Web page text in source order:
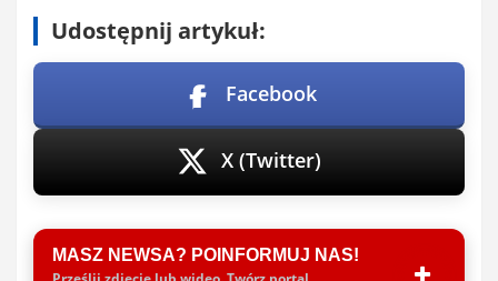
Udostępnij artykuł:
Facebook
X (Twitter)
MASZ NEWSA? POINFORMUJ NAS!